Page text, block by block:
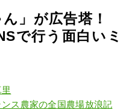
ん」が広告塔！
で行う面白いミ
ンス農家の全国農場放浪記